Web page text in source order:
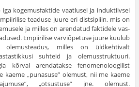
kogemusfaktide vaatlusel ja induktiiv­sel
teaduse juure eri distsipliin, mis on
ja milles on arendatud faktidele vas­
Empiirilise värviõpetuse juure kuulub
olemusteadus, milles on üldkehtivalt
suhteid ja olemusstruktuuri.
kõrval arendatakse fenomenoloogilist
kaeme „punasuse” olemust, nii me kaeme
„otsustuse” jne. olemust.